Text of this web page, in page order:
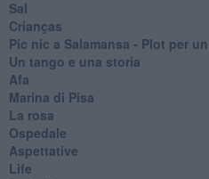
Sal
Crianças
Pic nic a Salamansa - Plot per
Un tango e una storia
Afa
Marina di Pisa
La rosa
Ospedale
Aspettative
Life